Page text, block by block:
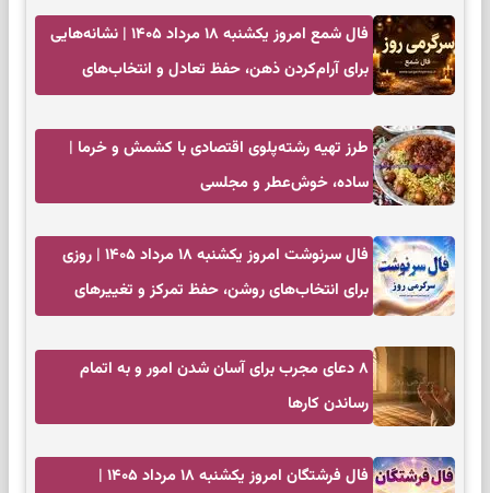
فال شمع امروز یکشنبه ۱۸ مرداد ۱۴۰۵ | نشانه‌هایی
برای آرام‌کردن ذهن، حفظ تعادل و انتخاب‌های
طرز تهیه رشته‌پلوی اقتصادی با کشمش و خرما |
ساده، خوش‌عطر و مجلسی
فال سرنوشت امروز یکشنبه ۱۸ مرداد ۱۴۰۵ | روزی
برای انتخاب‌های روشن، حفظ تمرکز و تغییرهای
۸ دعای مجرب برای آسان شدن امور و به اتمام
رساندن کار‌ها
فال فرشتگان امروز یکشنبه ۱۸ مرداد ۱۴۰۵ |